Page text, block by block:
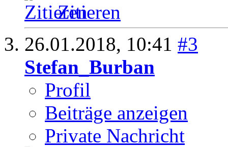
Zitieren
26.01.2018, 10:41 #3
Stefan_Burban
Profil
Beiträge anzeigen
Private Nachricht